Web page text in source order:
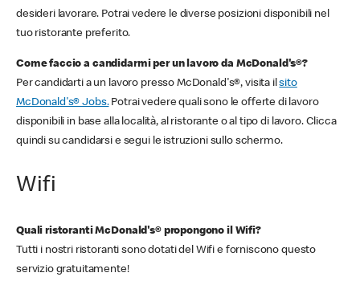
desideri lavorare. Potrai vedere le diverse posizioni disponibili nel
tuo ristorante preferito.
Come faccio a candidarmi per un lavoro da McDonald's®?
Per candidarti a un lavoro presso McDonald's®, visita ilsito
McDonald's® Jobs.Potrai vedere quali sono le offerte di lavoro
disponibili in base alla località, al ristorante o al tipo di lavoro. Clicca
quindi su candidarsi e segui le istruzioni sullo schermo.
Wifi
Quali ristoranti McDonald's® propongono il Wifi?
Tutti i nostri ristoranti sono dotati del Wifi e forniscono questo
servizio gratuitamente!